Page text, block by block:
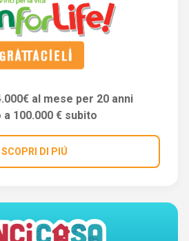
al mese per 20 anni
a 100.000 € subito
SCOPRI DI PIÚ